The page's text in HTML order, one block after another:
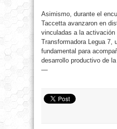
Asimismo, durante el
Taccetta avanzaron en
vinculadas a la
Transformadora Legua 7,
fundamental para
desarrollo productivo de
—